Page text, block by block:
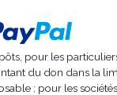
pour les
du don dans la
; pour les